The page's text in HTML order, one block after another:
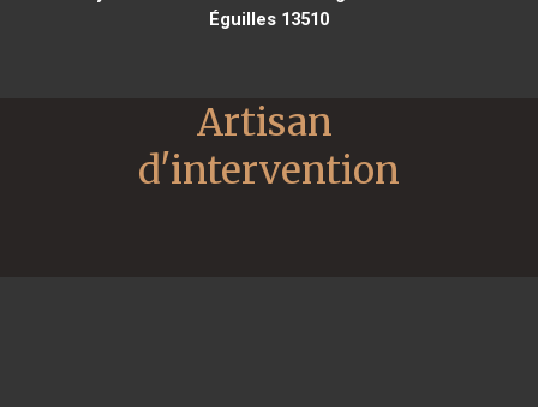
Éguilles 13510
Artisan
d'intervention